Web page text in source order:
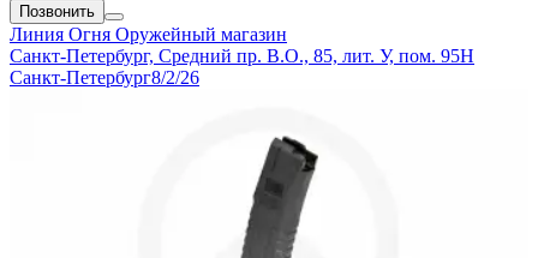
Позвонить
Линия Огня Оружейный магазин
Санкт-Петербург, Средний пр. В.О., 85, лит. У, пом. 95Н
Санкт-Петербург8/2/26